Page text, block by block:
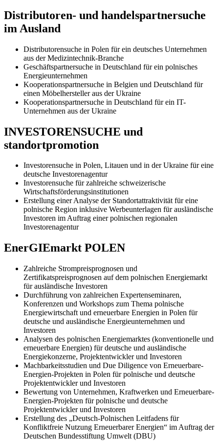
Distributoren- und handelspartnersuche
im Ausland
Distributorensuche in Polen für ein deutsches Unternehmen
aus der Medizintechnik-Branche
Geschäftspartnersuche in Deutschland für ein polnisches
Energieunternehmen
Kooperationspartnersuche in Belgien und Deutschland für
einen Möbelhersteller aus der Ukraine
Kooperationspartnersuche in Deutschland für ein IT-
Unternehmen aus der Ukraine
INVESTORENSUCHE und
standortpromotion
Investorensuche in Polen, Litauen und in der Ukraine für eine
deutsche Investorenagentur
Investorensuche für zahlreiche schweizerische
Wirtschaftsförderungsinstitutionen
Erstellung einer Analyse der Standortattraktivität für eine
polnische Region inklusive Werbeunterlagen für ausländische
Investoren im Auftrag einer polnischen regionalen
Investorenagentur
EnerGIEmarkt POLEN
Zahlreiche Strompreisprognosen und
Zertifikatspreisprognosen auf dem polnischen Energiemarkt
für ausländische Investoren
Durchführung von zahlreichen Expertenseminaren,
Konferenzen und Workshops zum Thema polnische
Energiewirtschaft und erneuerbare Energien in Polen für
deutsche und ausländische Energieunternehmen und
Investoren
Analysen des polnischen Energiemarktes (konventionelle und
erneuerbare Energien) für deutsche und ausländische
Energiekonzerne, Projektentwickler und Investoren
Machbarkeitsstudien und Due Diligence von Erneuerbare-
Energien-Projekten in Polen für polnische und deutsche
Projektentwickler und Investoren
Bewertung von Unternehmen, Kraftwerken und Erneuerbare-
Energien-Projekten für polnische und deutsche
Projektentwickler und Investoren
Erstellung des „Deutsch-Polnischen Leitfadens für
Konfliktfreie Nutzung Erneuerbarer Energien“ im Auftrag der
Deutschen Bundesstiftung Umwelt (DBU)